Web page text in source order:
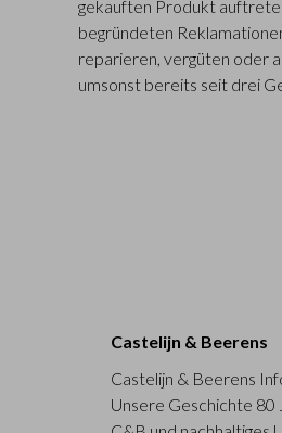
gekauften Produkt
begründeten
reparieren, vergüten oder
umsonst bereits seit drei
Castelijn & Beerens
Castelijn & Beerens
Unsere Geschichte 80